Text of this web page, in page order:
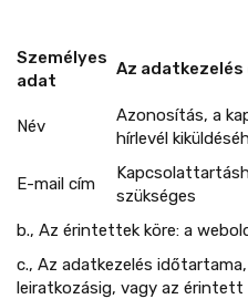
Személyes
adat
Az adatkezelés
Név
Azonosítás, a
hírlevél
E-mail cím
szükséges
b., Az érintettek köre: a
c., Az adatkezelés
leiratkozásig, vagy az érintett